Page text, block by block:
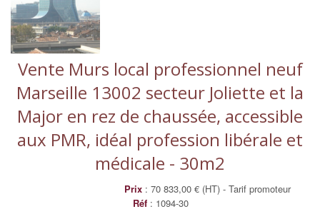
Vente Murs local professionnel neuf
Marseille 13002 secteur Joliette et la
Major en rez de chaussée, accessible
aux PMR, idéal profession libérale et
médicale - 30m2
Prix : 70 833,00 € (HT) - Tarif promoteur
Réf : 1094-30